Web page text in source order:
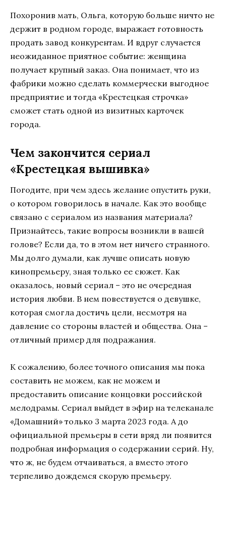
Похоронив мать, Ольга, которую больше ничто не
держит в родном городе, выражает готовность
продать завод конкурентам. И вдруг случается
неожиданное приятное событие: женщина
получает крупный заказ. Она понимает, что из
фабрики можно сделать коммерчески выгодное
предприятие и тогда «Крестецкая строчка»
сможет стать одной из визитных карточек
города.
Чем закончится сериал
«Крестецкая вышивка»
Погодите, при чем здесь желание опустить руки,
о котором говорилось в начале. Как это вообще
связано с сериалом из названия материала?
Признайтесь, такие вопросы возникли в вашей
голове? Если да, то в этом нет ничего странного.
Мы долго думали, как лучше описать новую
кинопремьеру, зная только ее сюжет. Как
оказалось, новый сериал – это не очередная
история любви. В нем повествуется о девушке,
которая смогла достичь цели, несмотря на
давление со стороны властей и общества. Она –
отличный пример для подражания.
К сожалению, более точного описания мы пока
составить не можем, как не можем и
предоставить описание концовки российской
мелодрамы. Сериал выйдет в эфир на телеканале
«Домашний» только 3 марта 2023 года. А до
официальной премьеры в сети вряд ли появится
подробная информация о содержании серий. Ну,
что ж, не будем отчаиваться, а вместо этого
терпеливо дождемся скорую премьеру.